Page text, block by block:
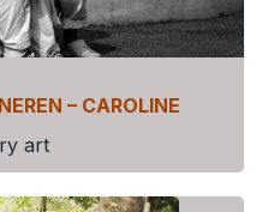
– CAROLINE
art